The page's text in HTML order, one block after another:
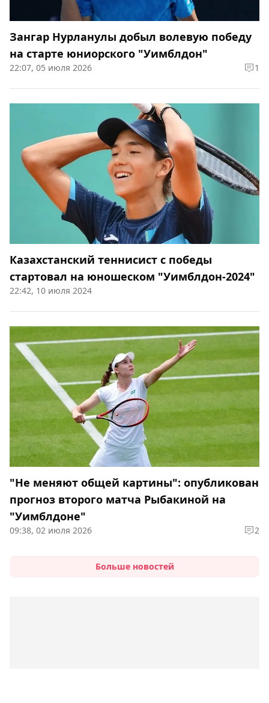
Зангар Нурланулы добыл волевую победу
на старте юниорского "Уимблдон"
22:07, 05 июля 2026 1
Казахстанский теннисист с победы
стартовал на юношеском "Уимблдон-2024"
22:42, 10 июля 2024
"Не меняют общей картины": опубликован
прогноз второго матча Рыбакиной на
"Уимблдоне"
09:38, 02 июля 2026 2
Больше новостей